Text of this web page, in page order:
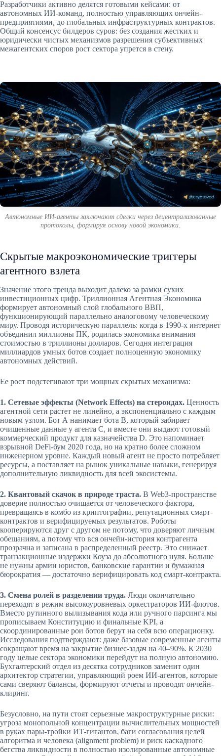
Разработчики активно делятся готовыми кейсами: от
автономных ИИ-команд, полностью управляющих ончейн-
предприятиями, до глобальных инфраструктурных контрактов.
Общий консенсус билдеров суров: без создания жестких и
юридически чистых механизмов разрешения субъективных
межагентских споров рост сектора упрется в стену.
Автономные ИИ-агенты заключают сделки через децентрализованные
протоколы, формируя основу новой экономики.
Скрытые макроэкономические триггеры
агентного взлета
Значение этого тренда выходит далеко за рамки сухих
инвестиционных цифр. Триллионная Агентная Экономика
формирует автономный слой глобального ВВП,
функционирующий параллельно аналоговому человеческому
миру. Проводя историческую параллель: когда в 1990-х интернет
объединил миллионы ПК, родилась экономика внимания
стоимостью в триллионы долларов. Сегодня интеграция
миллиардов умных ботов создает полноценную экономику
автономных действий.
Ее рост подстегивают три мощных скрытых механизма:
1. Сетевые эффекты (Network Effects) на стероидах. Ценность
агентной сети растет не линейно, а экспоненциально с каждым
новым узлом. Бот А нанимает бота B, который забирает
очищенные данные у агента C, и вместе они выдают готовый
коммерческий продукт для казначейства D. Это напоминает
взрывной DeFi-бум 2020 года, но на кратно более сложном
инженерном уровне. Каждый новый агент не просто потребляет
ресурсы, а поставляет на рынок уникальные навыки, генерируя
дополнительную ликвидность для всей экосистемы.
2. Квантовый скачок в природе траста. В Web3-пространстве
доверие полностью очищается от человеческого фактора,
превращаясь в комбо из криптографии, репутационных смарт-
контрактов и верифицируемых результатов. Роботы
кооперируются друг с другом не потому, что доверяют личным
обещаниям, а потому что вся ончейн-история контрагента
прозрачна и записана в распределенный реестр. Это снижает
транзакционные издержки Коуза до абсолютного нуля. Больше
не нужны армии юристов, банковские гарантии и бумажная
бюрократия — достаточно верифицировать код смарт-контракта.
3. Смена ролей в разделении труда. Люди окончательно
переходят в режим высокоуровневых оркестраторов ИИ-флотов.
Вместо рутинного вылизывания кода или ручного парсинга мы
прописываем Конституцию и финальные KPI, а
скоординированные рои ботов берут на себя всю операционку.
Исследования подтверждают: даже базовые современные агенты
сокращают время на закрытие бизнес-задач на 40–90%. К 2030
году целые сектора экономики перейдут на полную автономию.
Бухгалтерский отдел из десятка сотрудников заменит один
архитектор стратегии, управляющий роем ИИ-агентов, которые
сами сверяют балансы, формируют отчеты и проводят ончейн-
клиринг.
Безусловно, на пути стоят серьезные макроструктурные риски:
угроза монопольной концентрации вычислительных мощностей
в руках пары-тройки ИТ-гигантов, баги согласования целей
алгоритма и человека (alignment problem) и риск каскадного
бегства ликвидности в полностью изолированные автономные